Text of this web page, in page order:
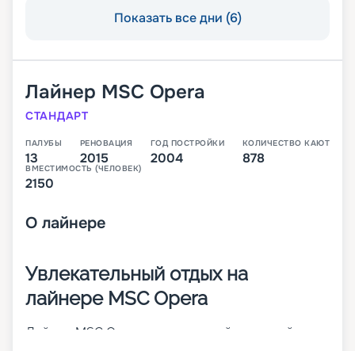
Показать все дни (6)
Лайнер MSC Opera
СТАНДАРТ
ПАЛУБЫ
13
РЕНОВАЦИЯ
2015
ГОД ПОСТРОЙКИ
2004
КОЛИЧЕСТВО КАЮТ
878
ВМЕСТИМОСТЬ (ЧЕЛОВЕК)
2150
О лайнере
Увлекательный отдых на
лайнере MSC Opera
Лайнер MSC Opera – просторный круизный